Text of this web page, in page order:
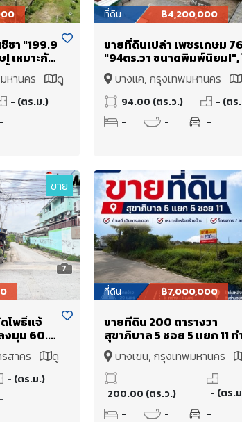
ชา "199.9
เหมาะกับ
นลง
มหานคร
ดู
- (ตร.ม.)
-
ที่ดิน ฿4,200,000
ขายที่ดินเปล่า เพชรเกษม
"94ตร.วา ขนาดพิมพ์นิยม!",
MRT หลักสอง 900 เมตร เ
แปลงสวยสี่เหลี่ยมสวย
บางแค, กรุงเทพมหานคร
94.00 (ตร.ว.)
- (ตร
-
- -
7
ขาย
โพธิ์แจ้
มุม 60.5
อง เพียง
รสาคร
ดู
- (ตร.ม.)
-
ที่ดิน ฿7,000,000
ขายที่ดิน 200 ตารางวา
สุขาภิบาล 5 ซอย 5 แยก 11 ท
รามอินทรา - บางเขน ผังเมื
เหลือง ย.3
บางเขน, กรุงเทพมหานคร
แผนที่
200.00 (ตร.ว.)
- (ตร.
-
- -